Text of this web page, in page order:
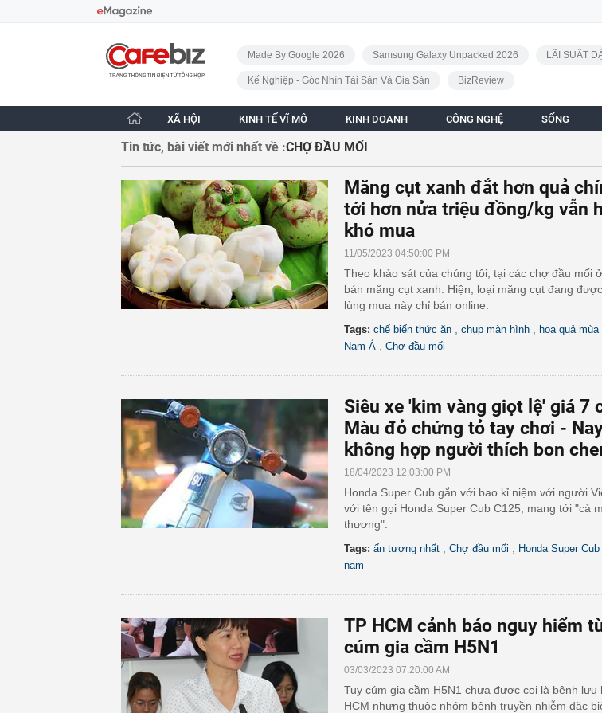
CafeBiz - Trang chủ
Made By Google 2026
Samsung Galaxy Unpacked 2026 LÃI SUẤT
Kế Nghiệp - Góc Nhìn Tài Sản Và Gia Sản BizReview
XÃ HỘI KINH TẾ VĨ MÔ KINH DOANH CÔNG NGHỆ SỐNG
Tin tức, bài viết mới nhất về :CHỢ ĐẦU MỐI
Măng cụt xanh đắt hơn quả
tới hơn nửa triệu đồng/kg vẫn
khó mua
11/05/2023 04:50:00 PM
Theo khảo sát của chúng tôi, tại các chợ đầu mối
bán măng cụt xanh. Hiện, loại măng cụt đang
lùng mua này chỉ bán online.
Tags: chế biến thức ăn chụp màn hình hoa quả mùa
Nam Á
Chợ đầu mối
Siêu xe 'kim vàng giọt lệ' giá 7
Màu đỏ chứng tỏ tay chơi -
không hợp người thích bon
18/04/2023 12:03:00 PM
Honda Super Cub gắn với bao kỉ niệm với người
với tên gọi Honda Super Cub C125, mang tới "cả
thương".
Tags: ấn tượng nhất Chợ đầu mối Honda Super Cub
nam
TP HCM cảnh báo nguy hiểm
cúm gia cầm H5N1
03/03/2023 07:20:00 AM
Tuy cúm gia cầm H5N1 chưa được coi là bệnh lưu
HCM nhưng thuộc nhóm bệnh truyền nhiễm đặc